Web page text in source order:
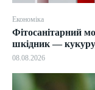
Економіка
Фітосанітарний
шкідник —
08.08.2026